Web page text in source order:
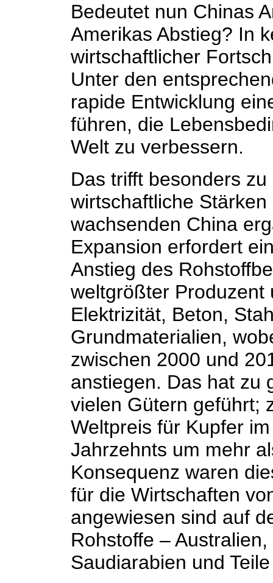
Bedeutet nun Chinas
Amerikas Abstieg? In
wirtschaftlicher
Unter den
rapide Entwicklung
führen, die
Welt zu verbessern.
Das trifft besonders
wirtschaftliche
wachsenden China
Expansion erfordert
Anstieg des
weltgrößter Produzent
Elektrizität, Beton,
Grundmaterialien,
zwischen 2000 und
anstiegen. Das hat zu
vielen Gütern geführt;
Weltpreis für Kupfer
Jahrzehnts um mehr
Konsequenz waren
für die Wirtschaften
angewiesen sind auf
Rohstoffe –
Saudiarabien und